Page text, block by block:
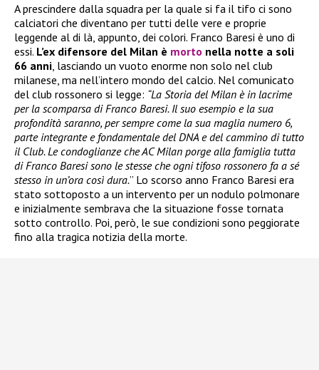
A prescindere dalla squadra per la quale si fa il tifo ci sono
calciatori che diventano per tutti delle vere e proprie
leggende al di là, appunto, dei colori. Franco Baresi è uno di
essi. L’ex difensore del Milan è morto nella notte a soli
66 anni , lasciando un vuoto enorme non solo nel club
milanese, ma nell’intero mondo del calcio. Nel comunicato
del club rossonero si legge: “La Storia del Milan è in lacrime
per la scomparsa di Franco Baresi. Il suo esempio e la sua
profondità saranno, per sempre come la sua maglia numero 6,
parte integrante e fondamentale del DNA e del cammino di tutto
il Club. Le condoglianze che AC Milan porge alla famiglia tutta
di Franco Baresi sono le stesse che ogni tifoso rossonero fa a sé
stesso in un’ora così dura.” Lo scorso anno Franco Baresi era
stato sottoposto a un intervento per un nodulo polmonare
e inizialmente sembrava che la situazione fosse tornata
sotto controllo. Poi, però, le sue condizioni sono peggiorate
fino alla tragica notizia della morte.